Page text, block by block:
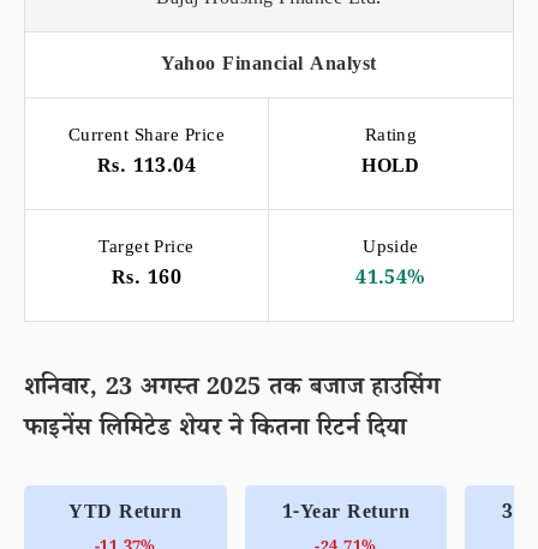
Yahoo Financial Analyst
Current Share Price
Rs. 113.04
Rating
HOLD
Target Price
Rs. 160
Upside
41.54%
शनिवार, 23 अगस्त 2025 तक बजाज हाउसिंग
फाइनेंस लिमिटेड शेयर ने कितना रिटर्न दिया
YTD Return 1-Year Return 3-